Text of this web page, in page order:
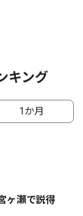
キング
1か月
ヶ瀬で説得